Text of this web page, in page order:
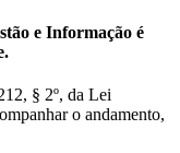
e Informação é
§ 2º, da Lei
o andamento,